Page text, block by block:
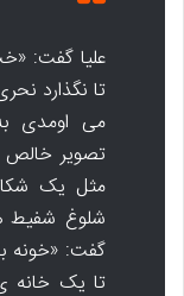
علیا گفت:
تا نگذارد
می اومدی
تصویر
مثل یک
شلوغ شفیط
گفت: «خونه
تا یک خانه